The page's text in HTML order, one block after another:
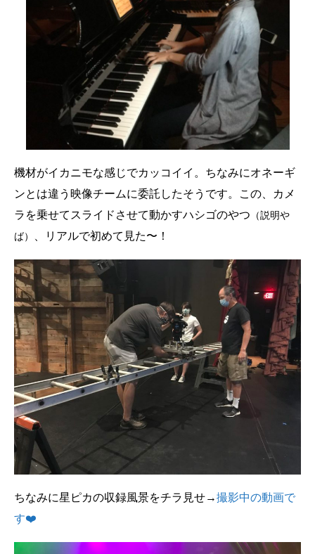
機材がイカニモな感じでカッコイイ。ちなみにオネーギ
ンとは違う映像チームに委託したそうです。この、カメ
ラを乗せてスライドさせて動かすハシゴのやつ （説明や
ば）
、リアルで初めて見た〜！
ちなみに星ピカの収録風景をチラ見せ→撮影中の動画で
す❤️